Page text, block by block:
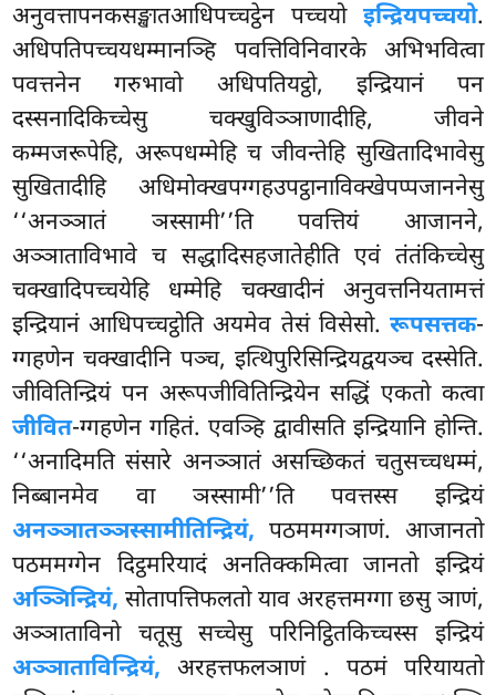
अनुवत्तापनकसङ्खातआधिपच्चट्ठेन पच्चयो इन्द्रियपच्चयो.
अधिपतिपच्चयधम्मानञ्हि पवत्तिविनिवारके अभिभवित्वा
पवत्तनेन गरुभावो अधिपतियट्ठो, इन्द्रियानं पन
दस्सनादिकिच्चेसु चक्खुविञ्ञाणादीहि, जीवने
कम्मजरूपेहि, अरूपधम्मेहि च जीवन्तेहि सुखितादिभावेसु
सुखितादीहि अधिमोक्खपग्गहउपट्ठानाविक्खेपप्पजाननेसु
‘‘अनञ्ञातं ञस्सामी’’ति पवत्तियं आजानने,
अञ्ञाताविभावे च सद्धादिसहजातेहीति एवं तंतंकिच्चेसु
चक्खादिपच्चयेहि धम्मेहि चक्खादीनं अनुवत्तनियतामत्तं
इन्द्रियानं आधिपच्चट्ठोति अयमेव तेसं विसेसो. रूपसत्तक-
ग्गहणेन चक्खादीनि पञ्च, इत्थिपुरिसिन्द्रियद्वयञ्च दस्सेति.
जीवितिन्द्रियं पन अरूपजीवितिन्द्रियेन सद्धिं एकतो कत्वा
जीवित-ग्गहणेन गहितं. एवञ्हि द्वावीसति इन्द्रियानि होन्ति.
‘‘अनादिमति संसारे अनञ्ञातं असच्छिकतं चतुसच्चधम्मं,
निब्बानमेव वा ञस्सामी’’ति पवत्तस्स इन्द्रियं
अनञ्ञातञ्ञस्सामीतिन्द्रियं, पठममग्गञाणं. आजानतो
पठममग्गेन दिट्ठमरियादं अनतिक्कमित्वा जानतो इन्द्रियं
अञ्ञिन्द्रियं, सोतापत्तिफलतो याव अरहत्तमग्गा छसु ञाणं,
अञ्ञाताविनो चतूसु सच्चेसु परिनिट्ठितकिच्चस्स इन्द्रियं
अञ्ञाताविन्द्रियं, अरहत्तफलञाणं . पठमं परियायतो